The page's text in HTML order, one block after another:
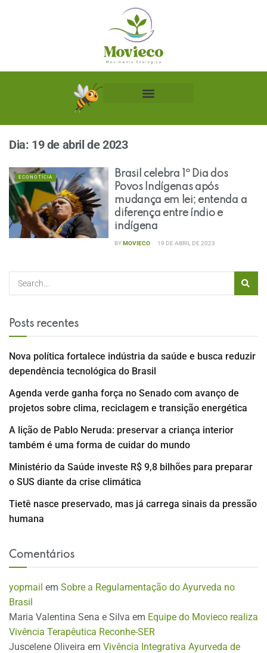
Dia: 19 de abril de 2023
ECONOTÍCIA
Brasil celebra 1º Dia dos
Povos Indígenas após
mudança em lei; entenda a
diferença entre índio e
indígena
BYMOVIECO 19 DE ABRIL DE 2023
Posts recentes
Nova política fortalece indústria da saúde e busca reduzir
dependência tecnológica do Brasil
Agenda verde ganha força no Senado com avanço de
projetos sobre clima, reciclagem e transição energética
A lição de Pablo Neruda: preservar a criança interior
também é uma forma de cuidar do mundo
Ministério da Saúde investe R$ 9,8 bilhões para preparar
o SUS diante da crise climática
Tietê nasce preservado, mas já carrega sinais da pressão
humana
Comentários
yopmail em Sobre a Regulamentação do Ayurveda no
Brasil
Maria Valentina Sena e Silva em Equipe do Movieco realiza
Vivência Terapêutica Reconhe-SER
Juscelene Oliveira em Vivência Integrativa Ayurveda de